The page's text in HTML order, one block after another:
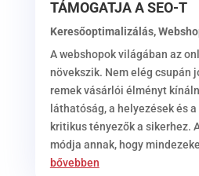
TÁMOGATJA A SEO-T
Keresőoptimalizálás,
A webshopok világában az
növekszik. Nem elég csupán
remek vásárlói élményt
láthatóság, a helyezések és
kritikus tényezők a sikerhez.
módja annak, hogy
bővebben